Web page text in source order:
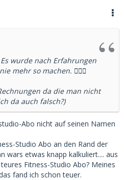
wurde nach Erfahrungen
mehr so machen. 🤷🏻‍♀️
da die man nicht
da auch falsch?)
Abo nicht auf seinen Namen
Studio Abo an den Rand der
wars etwas knapp kalkuliert.... aus
Fitness-Studio Abo? Meines
fand ich schon teuer.